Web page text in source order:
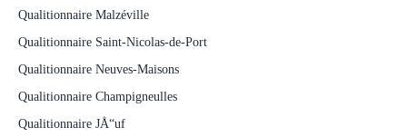
Qualitionnaire Malzéville
Qualitionnaire Saint-Nicolas-de-Port
Qualitionnaire Neuves-Maisons
Qualitionnaire Champigneulles
Qualitionnaire JÅ“uf